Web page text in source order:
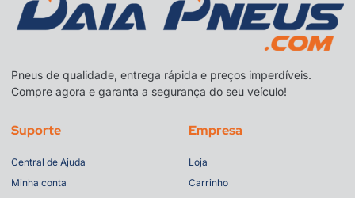
Pneus de qualidade, entrega rápida e preços imperdíveis.
Compre agora e garanta a segurança do seu veículo!
Suporte
Central de Ajuda
Minha conta
Empresa
Loja
Carrinho